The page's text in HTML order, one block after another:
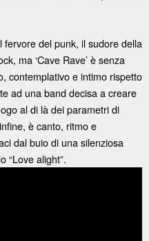
fervore del punk, il sudore della
ma ‘Cave Rave’ è senza
contemplativo e intimo rispetto
ad una band decisa a creare
al di là dei parametri di
è canto, ritmo e
dal buio di una silenziosa
“Love alight”.